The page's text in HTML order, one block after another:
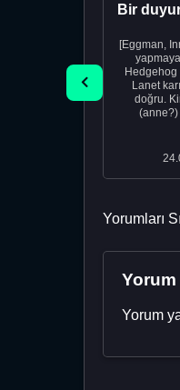
[Eggman,
Hedgehog
Lanet
doğru.
Yorumları
Yorum
Yorum